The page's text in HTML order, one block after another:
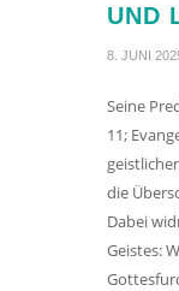
UND
8. JUNI
Seine
11;
die
Dabei
Geistes: